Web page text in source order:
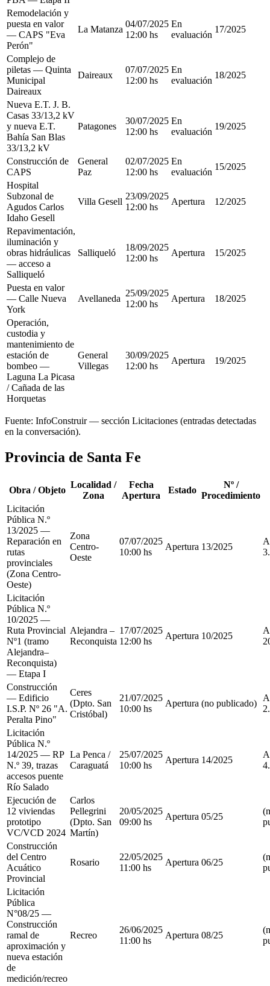
Remodelación y
puesta en valor
— CAPS "Eva
Perón"
La Matanza
04/07/2025
12:00 hs
En
evaluación
17/2025
Complejo de
piletas — Quinta
Municipal
Daireaux
Daireaux
07/07/2025
12:00 hs
En
evaluación
18/2025
Nueva E.T. J. B.
Casas 33/13,2 kV
y nueva E.T.
Bahía San Blas
33/13,2 kV
Patagones
30/07/2025
12:00 hs
En
evaluación
19/2025
Construcción de
CAPS
General
Paz
02/07/2025
12:00 hs
En
evaluación
15/2025
Hospital
Subzonal de
Agudos Carlos
Idaho Gesell
Villa Gesell
23/09/2025
12:00 hs
Apertura 12/2025
Repavimentación,
iluminación y
obras hidráulicas
— acceso a
Salliqueló
Salliqueló
18/09/2025
12:00 hs
Apertura 15/2025
Puesta en valor
— Calle Nueva
York
Avellaneda
25/09/2025
12:00 hs
Apertura 18/2025
Operación,
custodia y
mantenimiento de
estación de
bombeo —
Laguna La Picasa
/ Cañada de las
Horquetas
General
Villegas
30/09/2025
12:00 hs
Apertura 19/2025
Fuente: InfoConstruir — sección Licitaciones (entradas detectadas
en la conversación).
Provincia de Santa Fe
Obra / Objeto
Localidad /
Zona
Fecha
Apertura
Estado
Nº /
Procedimiento
Licitación
Pública N.º
13/2025 —
Reparación en
rutas
provinciales
(Zona Centro-
Oeste)
Zona
Centro-
Oeste
07/07/2025
10:00 hs
Apertura 13/2025
Licitación
Pública N.º
10/2025 —
Ruta Provincial
Nº1 (tramo
Alejandra–
Reconquista)
— Etapa I
Alejandra –
Reconquista
17/07/2025
12:00 hs
Apertura 10/2025
Construcción
— Edificio
I.S.P. Nº 26 "A.
Peralta Pino"
Ceres
(Dpto. San
Cristóbal)
21/07/2025
10:00 hs
Apertura (no publicado)
Licitación
Pública N.º
14/2025 — RP
N.º 39, trazas
accesos puente
Río Salado
La Penca /
Caraguatá
25/07/2025
10:00 hs
Apertura 14/2025
Ejecución de
12 viviendas
prototipo
VC/VCD 2024
Carlos
Pellegrini
(Dpto. San
Martín)
20/05/2025
09:00 hs
Apertura 05/25
Construcción
del Centro
Acuático
Provincial
Rosario
22/05/2025
11:00 hs
Apertura 06/25
Licitación
Pública
N°08/25 —
Construcción
ramal de
aproximación y
nueva estación
de
medición/recreo
Recreo
26/06/2025
11:00 hs
Apertura 08/25